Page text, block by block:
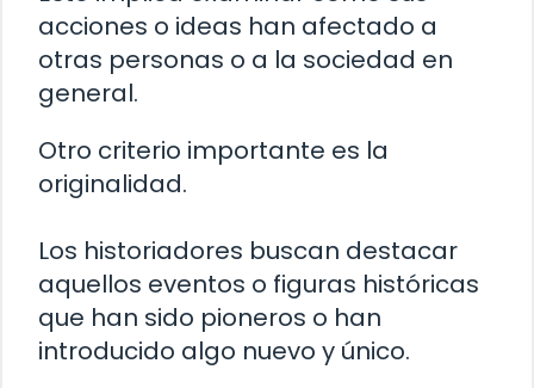
acciones o ideas han afectado a
otras personas o a la sociedad en
general.
Otro criterio importante es la
originalidad.
Los historiadores buscan destacar
aquellos eventos o figuras históricas
que han sido pioneros o han
introducido algo nuevo y único.